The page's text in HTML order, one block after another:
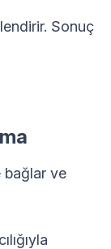
Sonuç
bağlar ve